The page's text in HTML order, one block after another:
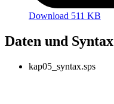
Download 511 KB
Daten und Syntax
kap05_syntax.sps